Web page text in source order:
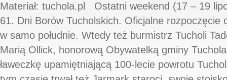
Materiał: tuchola.pl Ostatni weekend (17 – 19
61. Dni Borów Tucholskich. Oficjalne rozpoczęcie
w samo południe. Wtedy też burmistrz Tucholi
Marią Ollick, honorową Obywatelką gminy
ławeczkę upamiętniającą 100-lecie powrotu